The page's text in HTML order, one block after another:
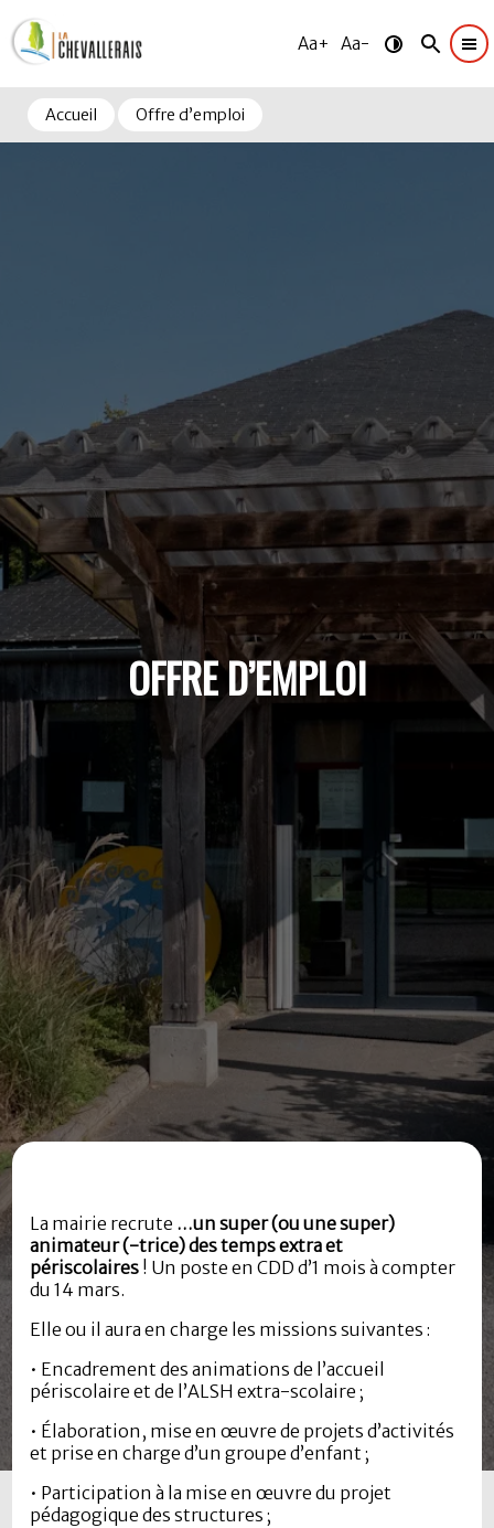
Aa+ Aa-
Accueil Offre d’emploi
OFFRE D’EMPLOI
La mairie recrute …un super (ou une super)
animateur (-trice) des temps extra et
périscolaires ! Un poste en CDD d’1 mois à compter
du 14 mars.
Elle ou il aura en charge les missions suivantes :
• Encadrement des animations de l’accueil
périscolaire et de l’ALSH extra-scolaire ;
• Élaboration, mise en œuvre de projets d’activités
et prise en charge d’un groupe d’enfant ;
• Participation à la mise en œuvre du projet
pédagogique des structures ;